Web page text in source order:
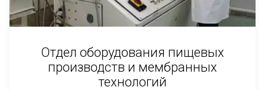
Отдел оборудования пищевых
производств и мембранных
технологий